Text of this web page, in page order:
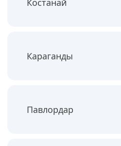
Костанай
Караганды
Павлордар